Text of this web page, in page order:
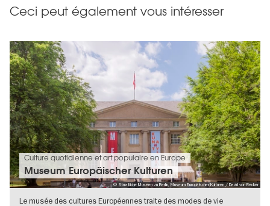
Ceci peut également vous intéresser
© Staatliche Museen zu Berlin, Museum Europäischer Kulturen / David von Becker
Culture quotidienne et art populaire en Europe
Museum Europäischer Kulturen
Le musée des cultures Européennes traite des modes de vie